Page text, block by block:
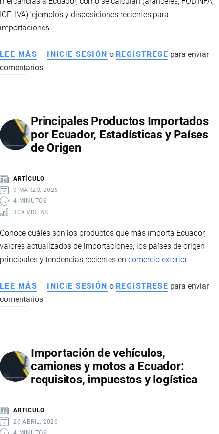
ICE, IVA), ejemplos y disposiciones recientes para
importaciones.
LEE MÁS SOBRE
TRIBUTOS
ECUADOR:
QUÉ
IMPUESTOS
Y
CÓMO
SE
INICIE SESIÓN o REGISTRESE para enviar
comentarios
Principales Productos Importados
por Ecuador, Estadísticas y Países
de Origen
ARTÍCULO
9 MARZO, 2026
4 MINUTOS
309 VISTAS
Conoce cuáles son los productos que más importa Ecuador,
valores actualizados de importaciones, los países de origen
principales y tendencias recientes en comercio exterior.
LEE MÁS SOBRE
PRINCIPALES
ECUADOR,
ESTADÍSTICAS
Y
ORIGEN
INICIE SESIÓN o REGISTRESE para enviar
comentarios
Importación de vehículos,
camiones y motos a Ecuador:
requisitos, impuestos y logística
ARTÍCULO
26 ABRIL, 2026
4 MINUTOS